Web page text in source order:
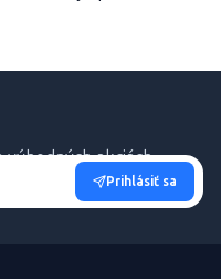
akciách.
Prihlásiť sa